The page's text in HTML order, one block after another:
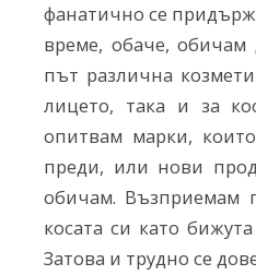
фанатично се
време, обаче, обичам
път различна
лицето, така и за
опитвам марки,
преди, или нови
обичам. Възприемам
косата си като
Затова и трудно се